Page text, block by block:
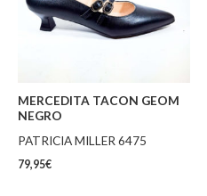
MERCEDITA TACON GEOM
NEGRO
PATRICIA MILLER 6475
79,95€